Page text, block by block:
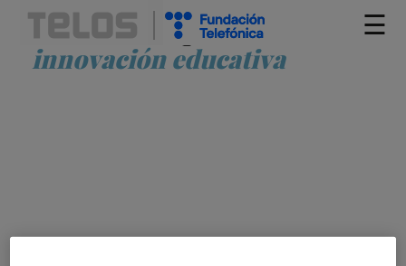
☰
Artículos etiquetados como
innovación educativa
¿QUÉ NECESITAN LOS DOCENTES PARA